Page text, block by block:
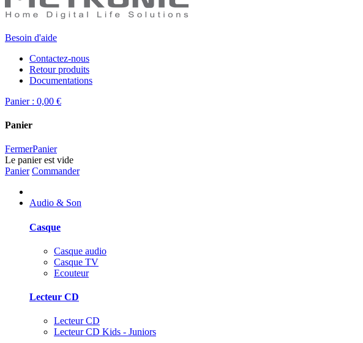
Besoin d'aide
Contactez-nous
Retour produits
Documentations
Panier : 0,00 €
Panier
FermerPanier
Le panier est vide
Panier Commander
Audio & Son
Casque
Casque audio
Casque TV
Ecouteur
Lecteur CD
Lecteur CD
Lecteur CD Kids - Juniors